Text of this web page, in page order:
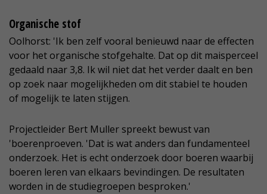
Organische stof
Oolhorst: 'Ik ben zelf vooral benieuwd naar de effecten
voor het organische stofgehalte. Dat op dit maisperceel
gedaald naar 3,8. Ik wil niet dat het verder daalt en ben
op zoek naar mogelijkheden om dit stabiel te houden
of mogelijk te laten stijgen.
Projectleider Bert Muller spreekt bewust van
'boerenproeven. 'Dat is wat anders dan fundamenteel
onderzoek. Het is echt onderzoek door boeren waarbij
boeren leren van elkaars bevindingen. De resultaten
worden in de studiegroepen besproken.'